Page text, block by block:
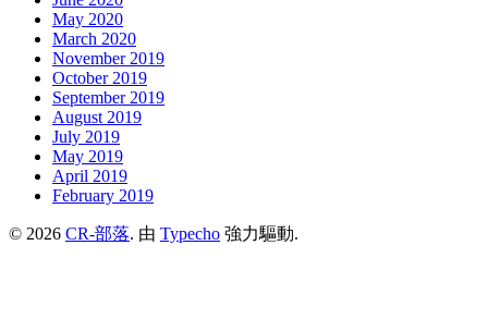
May 2020
March 2020
November 2019
October 2019
September 2019
August 2019
July 2019
May 2019
April 2019
February 2019
© 2026 CR-部落. 由 Typecho 強力驅動.